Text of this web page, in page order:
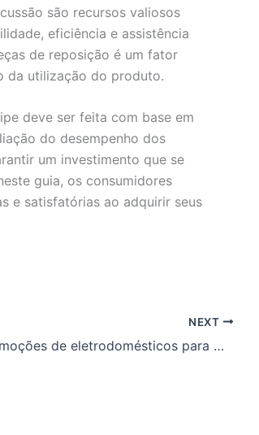
são recursos valiosos
eficiência e assistência
de reposição é um fator
da utilização do produto.
deve ser feita com base em
do desempenho dos
um investimento que se
guia, os consumidores
e satisfatórias ao adquirir seus
NEXT
Promoções de eletrodomésticos para moradores do Distrito Federal